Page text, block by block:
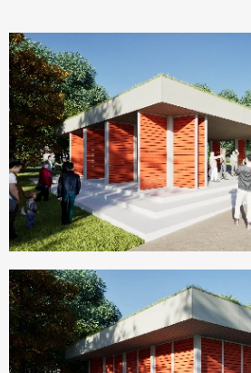
Na místě bývalého koupaliště v
nový altán. Ne ten, co znáte z
jednoduchý a chytrý prostor,
koncertem, divadelním
akcí, výstavou nebo třeba
společenského tance. A když
Tak jednoduše odpočívá –
návštěvníci.
Návrh vychází z jasně zadaných
Cílem bylo vytvořit objekt o
rozměrech 13 x 14 m, který
bývalého koupaliště v jeho
zároveň svojí podobou může
možného budoucího rozvoje celého